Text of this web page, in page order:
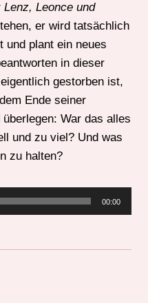
Lenz, Leonce und
er wird tatsächlich
und plant ein neues
in dieser
gestorben ist,
Ende seiner
War das alles
und zu viel? Und was
zu halten?
00:00